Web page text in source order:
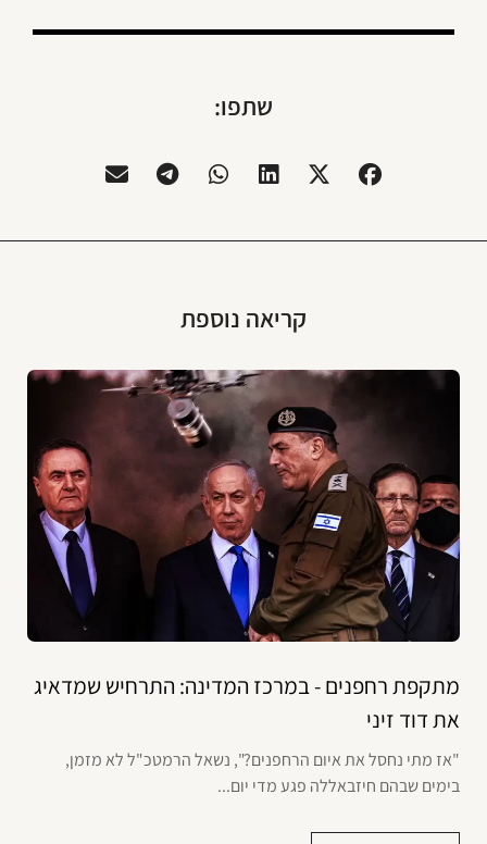
שתפו:
קריאה נוספת
מתקפת רחפנים - במרכז המדינה: התרחיש שמדאיג
את דוד זיני
"אז מתי נחסל את איום הרחפנים?", נשאל הרמטכ"ל לא מזמן,
בימים שבהם חיזבאללה פגע מדי יום...